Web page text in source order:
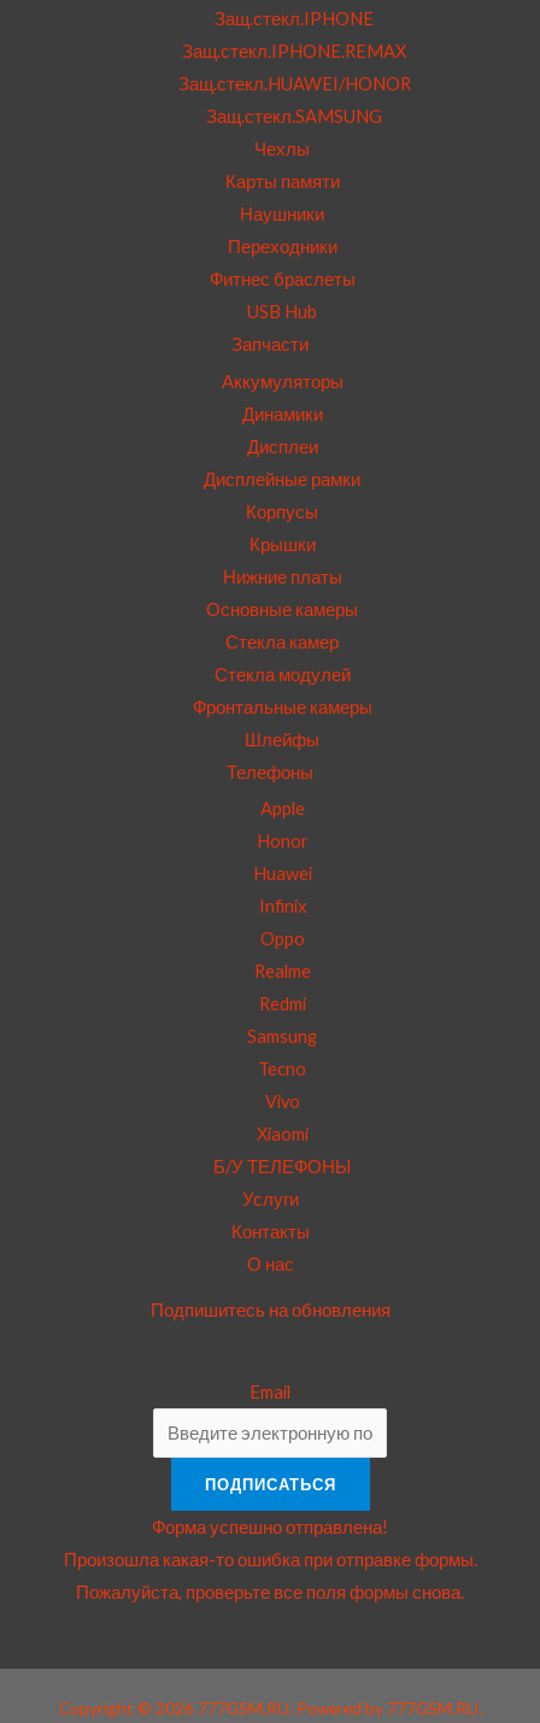
Защ.стекл.IPHONE
Защ.стекл.IPHONE.REMAX
Защ.стекл.HUAWEI/HONOR
Защ.стекл.SAMSUNG
Чехлы
Карты памяти
Наушники
Переходники
Фитнес браслеты
USB Hub
Запчасти
Аккумуляторы
Динамики
Дисплеи
Дисплейные рамки
Корпусы
Крышки
Нижние платы
Основные камеры
Стекла камер
Стекла модулей
Фронтальные камеры
Шлейфы
Телефоны
Apple
Honor
Huawei
Infinix
Oppo
Realme
Redmi
Samsung
Tecno
Vivo
Xiaomi
Б/У ТЕЛЕФОНЫ
Услуги
Контакты
О нас
Подпишитесь на обновления
Email
ПОДПИСАТЬСЯ
Форма успешно отправлена!
Произошла какая-то ошибка при отправке формы.
Пожалуйста, проверьте все поля формы снова.
Copyright © 2026 777GSM.RU. Powered by 777GSM.RU.